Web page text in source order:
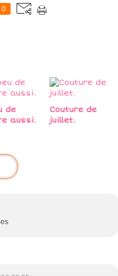
0
de
aussi.
Couture de
juillet.